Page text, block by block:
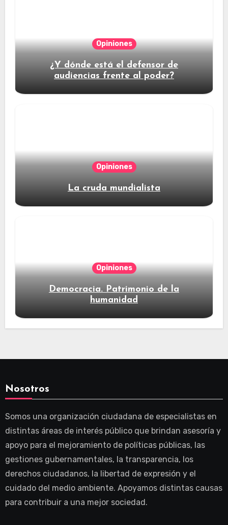
Opiniones
¿Y dónde está el defensor de
audiencias frente al poder?
Opiniones
La cruda mundialista
Opiniones
Democracia. Patrimonio de la
humanidad
Nosotros
Somos una organización ciudadana de especialistas en
distintas áreas de interés público que brindan asesoría y
apoyo para el mejoramiento de políticas públicas, las
gestiones gubernamentales, la transparencia, los
derechos ciudadanos, la libertad de expresión y el
cuidado del medio ambiente. Apoyamos distintas causas
para contribuir a una mejor sociedad.